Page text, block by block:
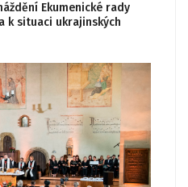
Ekumenické rady
k situaci ukrajinských